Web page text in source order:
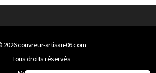
2026couvreur-artisan-06.com
Tous droits réservés